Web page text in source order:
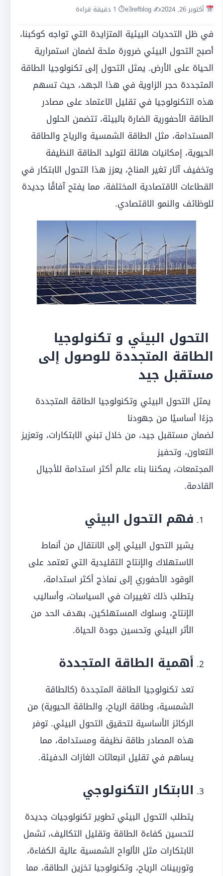
أكتوبر 26, 2024 ✍️ e3refblog ⏱ 1 دقيقة قراءة
في ظل التحديات البيئية المتزايدة التي تواجه كوكبنا،
أصبح التحول البيئي ضرورة ملحة لضمان استمرارية
الحياة على الأرض. يمثل التحول إلى تكنولوجيا الطاقة
المتجددة حجر الزاوية في هذا الجهد، حيث تسهم
هذه التكنولوجيا في تقليل الاعتماد على مصادر
الطاقة الأحفورية الضارة بالبيئة، تتضمن الحلول
المستدامة، مثل الطاقة الشمسية والرياح والطاقة
الحيوية، إمكانيات هائلة لتوليد الطاقة النظيفة
وتخفيف آثار تغير المناخ، يعزز هذا التحول الابتكار في
القطاعات الاقتصادية المختلفة، مما يفتح آفاقًا جديدة
للوظائف والنمو الاقتصادي.
التحول البيئي و تكنولوجيا
الطاقة المتجددة للوصول إلى
مستقبل جيد
يمثل التحول البيئي وتكنولوجيا الطاقة المتجددة
جزءًا أساسيًا من جهودنا
لضمان مستقبل جيد، من خلال تبني الابتكارات، وتعزيز
التعاون، وتحفيز
المجتمعات، يمكننا بناء عالم أكثر استدامة للأجيال
القادمة.
فهم التحول البيئي
يشير التحول البيئي إلى الانتقال من أنماط
الاستهلاك والإنتاج التقليدية التي تعتمد على
الوقود الأحفوري إلى نماذج أكثر استدامة،
يتطلب ذلك تغييرات في السياسات، وأساليب
الإنتاج، وسلوك المستهلكين، بهدف الحد من
الأثر البيئي وتحسين جودة الحياة.
أهمية الطاقة المتجددة
تعد تكنولوجيا الطاقة المتجددة (كالطاقة
الشمسية، وطاقة الرياح، والطاقة الحيوية) من
الركائز الأساسية لتحقيق التحول البيئي. توفر
هذه المصادر طاقة نظيفة ومستدامة، مما
يساهم في تقليل انبعاثات الغازات الدفيئة.
الابتكار التكنولوجي
يتطلب التحول البيئي تطوير تكنولوجيات جديدة
لتحسين كفاءة الطاقة وتقليل التكاليف، تشمل
الابتكارات مثل الألواح الشمسية عالية الكفاءة،
وتوربينات الرياح، وتكنولوجيا تخزين الطاقة، مما